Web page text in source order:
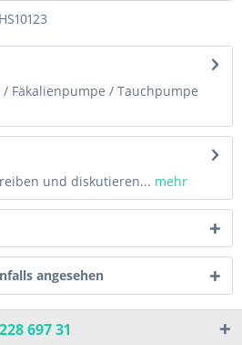
Fäkalienpumpe / Tauchpumpe
und diskutieren... mehr
angesehen
697 31